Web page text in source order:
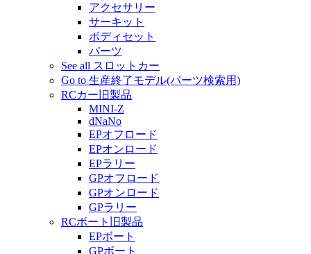
アクセサリー
サーキット
ボディセット
パーツ
See all スロットカー
Go to 生産終了モデル(パーツ検索用)
RCカー旧製品
MINI-Z
dNaNo
EPオフロード
EPオンロード
EPラリー
GPオフロード
GPオンロード
GPラリー
RCボート旧製品
EPボート
GPボート